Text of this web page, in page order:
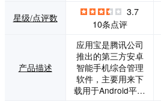
星级/点评数
3.7
10条点评
产品描述
应用宝是腾讯公司
推出的第三方安卓
智能手机综合管理
软件，主要用来下
载用于Android平台